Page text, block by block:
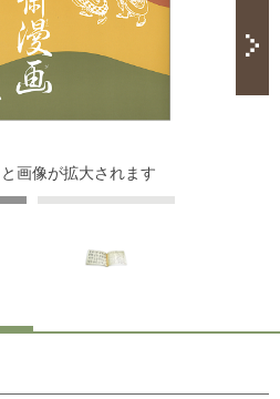
画像が拡大されます